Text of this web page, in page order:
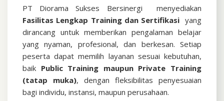
PT Diorama Sukses Bersinergi menyediakan
Fasilitas Lengkap Training dan Sertifikasi yang
dirancang untuk memberikan pengalaman belajar
yang nyaman, profesional, dan berkesan. Setiap
peserta dapat memilih layanan sesuai kebutuhan,
baik Public Training maupun Private Training
(tatap muka), dengan fleksibilitas penyesuaian
bagi individu, instansi, maupun perusahaan.